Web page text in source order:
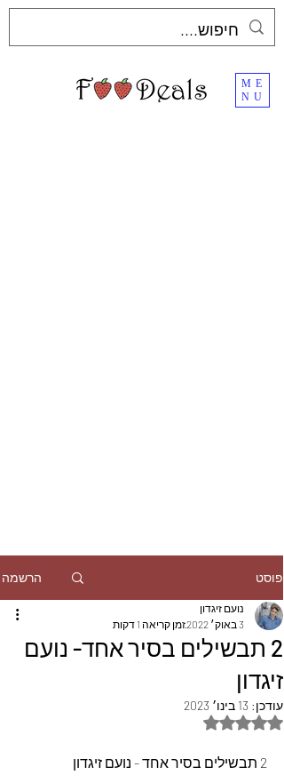
ME
NU
פוסט הרשמה
2 תבשילים בסיר אחד- נועם
זיגדון
נועם זיגדון
3 באוק׳ 2022
זמן קריאה 1 דקות
עודכן: 13 בינו׳ 2023
דירוג של NaN מתוך 5 כוכבים
2 תבשילים בסיר אחד - נועם זיגדון